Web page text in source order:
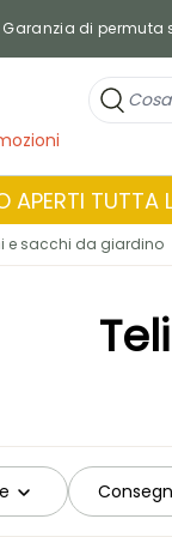
Garanzia di permuta
APERTI
e sacchi da giardino